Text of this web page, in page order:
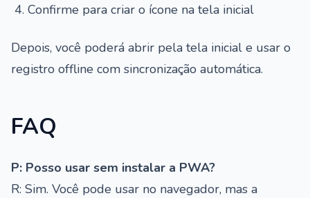
Confirme para criar o ícone na tela inicial
Depois, você poderá abrir pela tela inicial e usar o
registro offline com sincronização automática.
FAQ
P: Posso usar sem instalar a PWA?
R: Sim. Você pode usar no navegador, mas a